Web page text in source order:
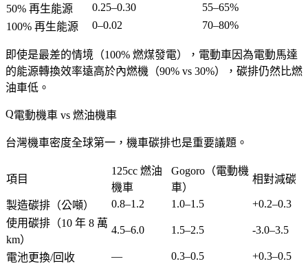
50% 再生能源 0.25–0.30
55–65%
100% 再生能源
0–0.02 70–80%
即使是最差的情境（100% 燃煤發電），電動車因為電動馬達
的能源轉換效率遠高於內燃機（90% vs 30%），碳排仍然比燃
油車低。
電動機車 vs 燃油機車
台灣機車密度全球第一，機車碳排也是重要議題。
項目
125cc 燃油
機車
Gogoro（電動機
車）
相對減碳
製造碳排（公噸） 0.8–1.2 1.0–1.5
+0.2–0.3
使用碳排（10 年 8 萬
km）
4.5–6.0 1.5–2.5 -3.0–3.5
電池更換/回收 — 0.3–0.5 +0.3–0.5